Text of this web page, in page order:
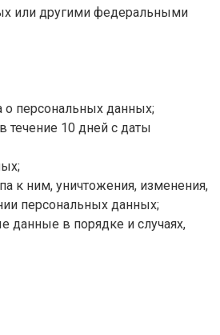
или другими федеральными
о персональных данных;
течение 10 дней с даты
к ним, уничтожения, изменения,
персональных данных;
данные в порядке и случаях,